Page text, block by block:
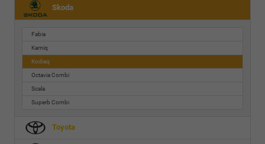
Skoda
Fabia
Kamiq
Kodiaq
Octavia Combi
Scala
Superb Combi
Toyota